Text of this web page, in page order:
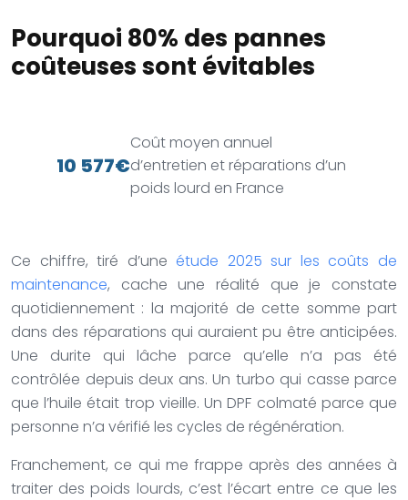
Pourquoi 80% des pannes
coûteuses sont évitables
10 577€
Coût moyen annuel
d’entretien et réparations d’un
poids lourd en France
Ce chiffre, tiré d’uneétude 2025 sur les coûts de
maintenance, cache une réalité que je constate
quotidiennement : la majorité de cette somme part
dans des réparations qui auraient pu être anticipées.
Une durite qui lâche parce qu’elle n’a pas été
contrôlée depuis deux ans. Un turbo qui casse parce
que l’huile était trop vieille. Un DPF colmaté parce que
personne n’a vérifié les cycles de régénération.
Franchement, ce qui me frappe après des années à
traiter des poids lourds, c’est l’écart entre ce que les